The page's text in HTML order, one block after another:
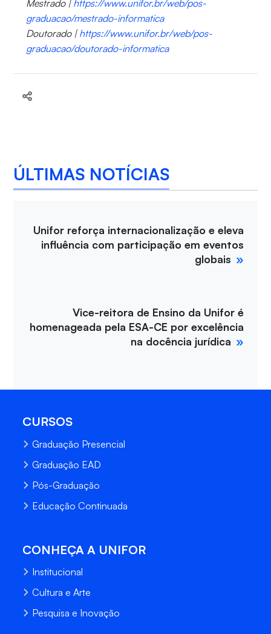
Mestrado | https://www.unifor.br/web/pos-
graduacao/mestrado-informatica
Doutorado | https://www.unifor.br/web/pos-
graduacao/doutorado-informatica
ÚLTIMAS NOTÍCIAS
Unifor reforça internacionalização e eleva
influência com participação em eventos
globais
Vice-reitora de Ensino da Unifor é
homenageada pela ESA-CE por excelência
na docência jurídica
CURSOS
Graduação Presencial
Graduação EAD
Pós-Graduação
Educação Continuada
CONHEÇA A UNIFOR
Institucional
Cultura e Arte
Pesquisa e Inovação